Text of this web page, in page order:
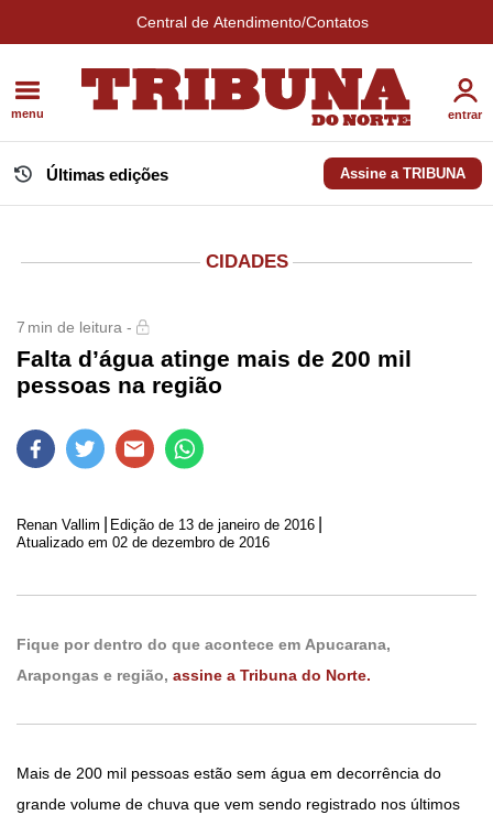
Central de Atendimento/Contatos
menu entrar
Últimas edições Assine a TRIBUNA
CIDADES
7 min de leitura -
Falta d’água atinge mais de 200 mil
pessoas na região
Renan Vallim Edição de 13 de janeiro de 2016
Atualizado em 02 de dezembro de 2016
Fique por dentro do que acontece em Apucarana,
Arapongas e região, assine a Tribuna do Norte.
Mais de 200 mil pessoas estão sem água em decorrência do
grande volume de chuva que vem sendo registrado nos últimos